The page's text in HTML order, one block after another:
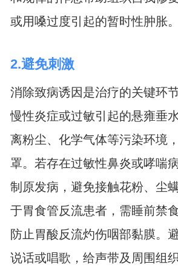
或用嗓过度引起的暂时性肿胀。
2.避免刺激
消除致病诱因是治疗的关键环
慢性炎症或过敏引起的悬雍垂
离粉尘、化学气体等污染环境
罩。若存在过敏性鼻炎或哮喘
制原发病，避免接触花粉、尘
于胃食管反流患者，需睡前禁
防止胃酸反流灼伤咽部黏膜。
说话或唱歌，给声带及周围组